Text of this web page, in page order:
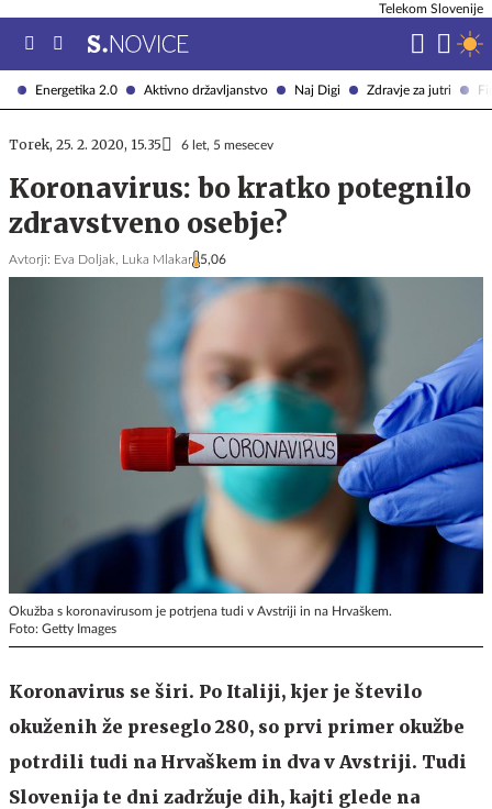
Energetika 2.0 Aktivno državljanstvo Naj Digi Zdravje za jutri
Telekom Slovenije
Torek, 25. 2. 2020, 15.35 6 let, 5 mesecev
Koronavirus: bo kratko potegnilo
zdravstveno osebje?
Avtorji: Eva Doljak, Luka Mlakar 5,06
Okužba s koronavirusom je potrjena tudi v Avstriji in na Hrvaškem.
Foto: Getty Images
Koronavirus se širi. Po Italiji, kjer je število
okuženih že preseglo 280, so prvi primer okužbe
potrdili tudi na Hrvaškem in dva v Avstriji. Tudi
Slovenija te dni zadržuje dih, kajti glede na